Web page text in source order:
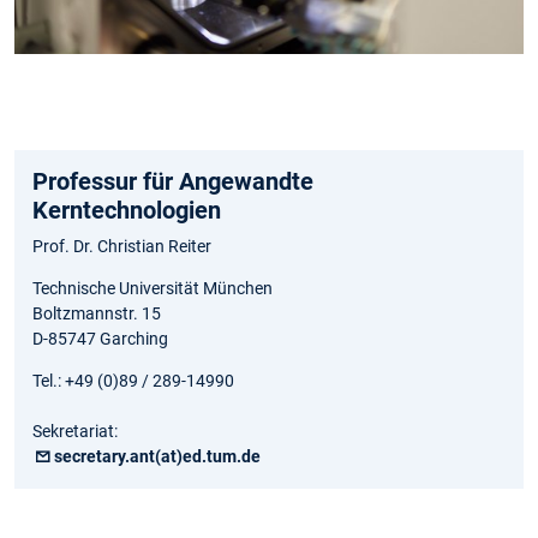
Professur für Angewandte
Kerntechnologien
Prof. Dr. Christian Reiter
Technische Universität München
Boltzmannstr. 15
D-85747 Garching
Tel.: +49 (0)89 / 289-14990
Sekretariat:
secretary.ant(at)ed.tum.de